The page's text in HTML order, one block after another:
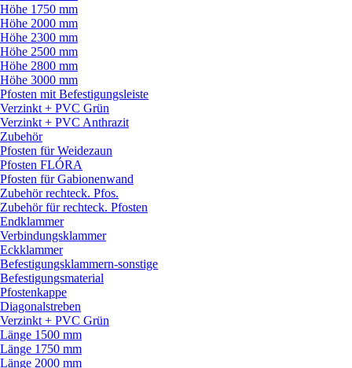
Höhe 1750 mm
Höhe 2000 mm
Höhe 2300 mm
Höhe 2500 mm
Höhe 2800 mm
Höhe 3000 mm
Pfosten mit Befestigungsleiste
Verzinkt + PVC Grün
Verzinkt + PVC Anthrazit
Zubehör
Pfosten für Weidezaun
Pfosten FLÓRA
Pfosten für Gabionenwand
Zubehör rechteck. Pfos.
Zubehör für rechteck. Pfosten
Endklammer
Verbindungsklammer
Eckklammer
Befestigungsklammern-sonstige
Befestigungsmaterial
Pfostenkappe
Diagonalstreben
Verzinkt + PVC Grün
Länge 1500 mm
Länge 1750 mm
Länge 2000 mm